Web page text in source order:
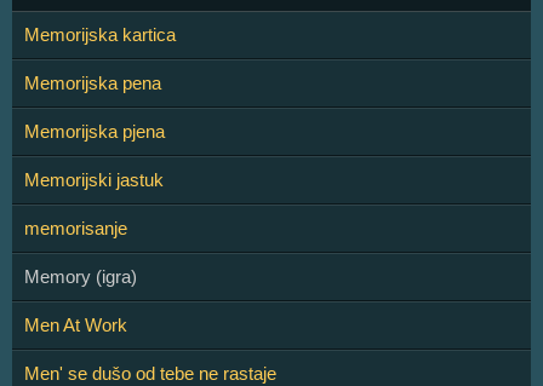
Memorijska kartica
Memorijska pena
Memorijska pjena
Memorijski jastuk
memorisanje
Memory (igra)
Men At Work
Men' se dušo od tebe ne rastaje